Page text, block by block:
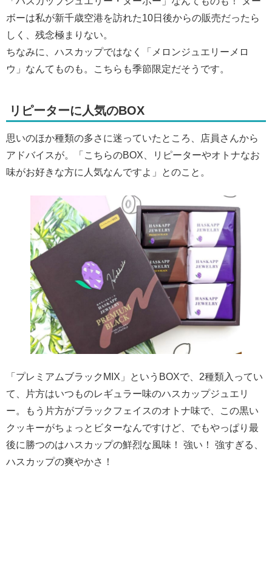
ボーは私が新千歳空港を訪れた10日後からの販売だったら
しく、残念極まりない。
ちなみに、ハスカップではなく「メロンジュエリーメロ
ウ」なんてものも。こちらも季節限定だそうです。
リピーターに人気のBOX
思いのほか種類の多さに迷っていたところ、店員さんから
アドバイスが。「こちらのBOX、リピーターやオトナなお
味がお好きな方に人気なんですよ」とのこと。
「プレミアムブラックMIX」というBOXで、2種類入ってい
て、片方はいつものレギュラー味のハスカップジュエリ
ー。もう片方がブラックフェイスのオトナ味で、この黒い
クッキーがちょっとビターなんですけど、でもやっぱり最
後に勝つのはハスカップの鮮烈な風味！ 強い！ 強すぎる、
ハスカップの爽やかさ！